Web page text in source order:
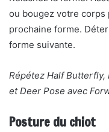
ou bougez votre corps
prochaine forme.
forme suivante.
Répétez Half
et Deer Pose avec
Posture du chiot